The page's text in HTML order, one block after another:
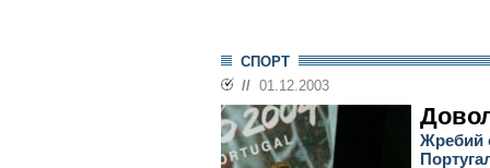
СПОРТ
// 01.12.2003
Жребий